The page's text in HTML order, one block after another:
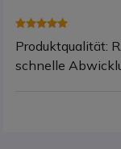
Produktqualität:
schnelle